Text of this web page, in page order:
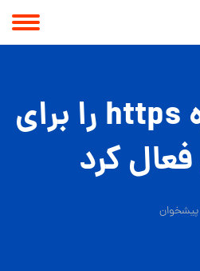
یاهو بالاخره https را برای
کرد
پیشخوان